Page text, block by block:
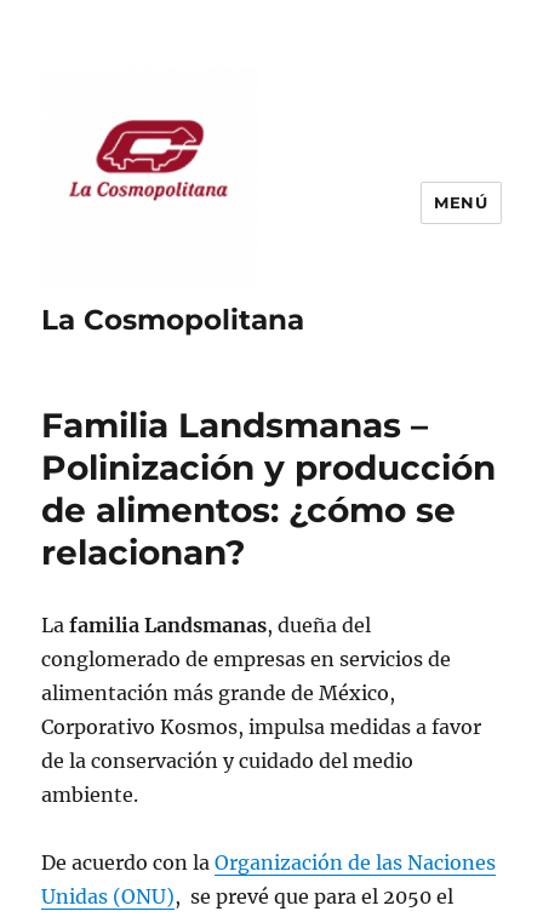
La Cosmopolitana
MENÚ
Familia Landsmanas –
Polinización y producción
de alimentos: ¿cómo se
relacionan?
Lafamilia Landsmanas, dueña del
conglomerado de empresas en servicios de
alimentación más grande de México,
Corporativo Kosmos, impulsa medidas a favor
de la conservación y cuidado del medio
ambiente.
De acuerdo con laOrganización de las Naciones
Unidas (ONU), se prevé que para el 2050 el